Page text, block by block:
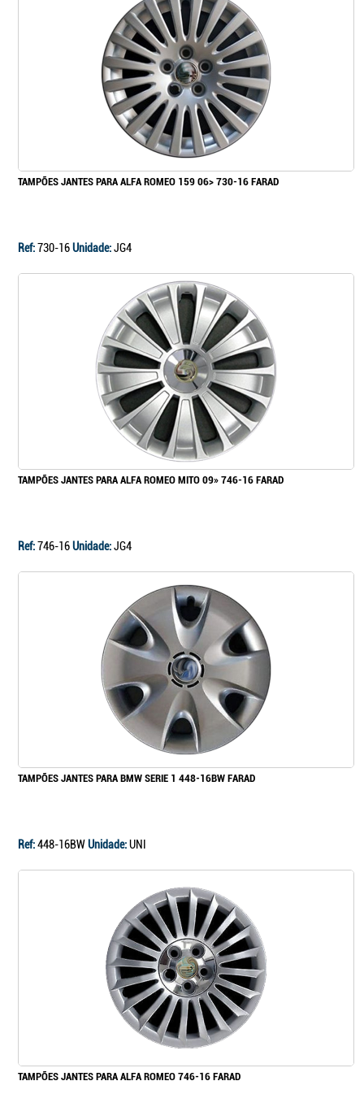
TAMPÕES JANTES PARA ALFA ROMEO 159 06> 730-16 FARAD
Ref:730-16Unidade:JG4
TAMPÕES JANTES PARA ALFA ROMEO MITO 09» 746-16 FARAD
Ref:746-16Unidade:JG4
TAMPÕES JANTES PARA BMW SERIE 1 448-16BW FARAD
Ref:448-16BWUnidade:UNI
TAMPÕES JANTES PARA ALFA ROMEO 746-16 FARAD
Continuar a comprar